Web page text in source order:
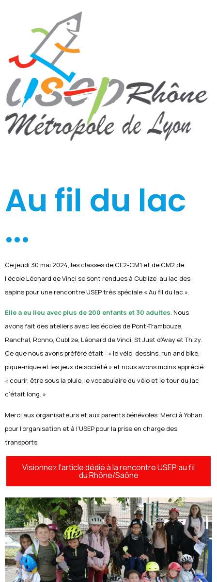
Au fil du lac
...
Ce jeudi 30 mai 2024, les classes de CE2-CM1 et de CM2 de
l’école Léonard de Vinci se sont rendues à Cublize au lac des
sapins pour une rencontre USEP très spéciale « Au fil du lac ».
Elle a eu lieu avec plus de 200 enfants et 30 adultes. Nous
avons fait des ateliers avec les écoles de Pont-Trambouze,
Ranchal, Ronno, Cublize, Léonard de Vinci, St Just d’Avay et Thizy.
Ce que nous avons préféré était : « le vélo, dessins, run and bike,
pique-nique et les jeux de société » et nous avons moins apprécié
« courir, être sous la pluie, le vocabulaire du vélo et le tour du lac
c’était long. »
Merci aux organisateurs et aux parents bénévoles. Merci à Yohan
pour l’organisation et à l’USEP pour la prise en charge des
transports.
Visionnez l'article dédié à la rencontre USEP au fil
du Rhône/Saône